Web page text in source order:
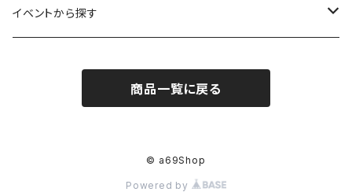
コンパクトサイズ
サイン付イラスト（フレーム付）
アートワークス
てぬぐい
サーカス- CIRCUS
ウマ- HORSES
kirie-deco
kuusou-kitte
イベントから探す
2021 きのうのすきま4
商品一覧に戻る
© a69Shop
Powered by